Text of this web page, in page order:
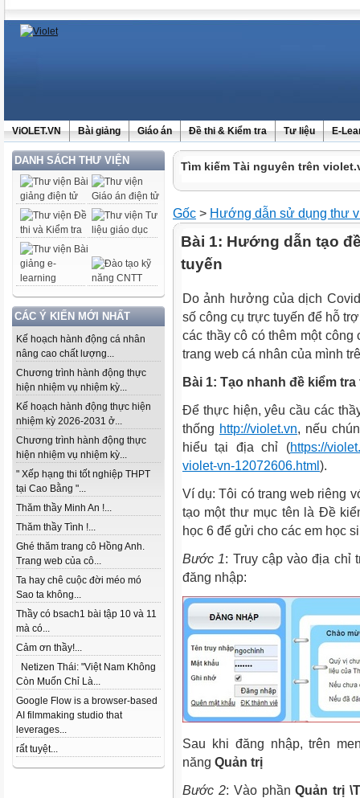
ViOLET.VN Bài giảng Giáo án Đề thi & Kiểm tra Tư liệu E-
DANH SÁCH THƯ VIỆN
CÁC Ý KIẾN MỚI NHẤT
Kế hoạch hành động cá nhân
nâng cao chất lượng...
Chương trình hành động thực
hiện nhiệm vụ nhiệm kỳ...
Kế hoạch hành động thực hiện
nhiệm kỳ 2026-2031 ở...
Chương trình hành động thực
hiện nhiệm vụ nhiệm kỳ...
" Xếp hạng thi tốt nghiệp THPT
tại Cao Bằng "...
Thăm thầy Minh An !...
Thăm thầy Tình !...
Ghé thăm trang cô Hồng Anh.
Trang web của cô...
Ta hay chê cuộc đời méo mó
Sao ta không...
Thầy có bsach1 bài tập 10 và 11
mà có...
Cảm ơn thầy!...
Netizen Thái: "Việt Nam Không
Còn Muốn Chỉ Là...
Google Flow is a browser-based
AI filmmaking studio that
leverages...
rất tuyệt...
Tìm kiếm Tài nguyên trên
Gốc > Hướng dẫn sử dụng thư
Bài 1: Hướng dẫn tạo
tuyến
Do ảnh hưởng của dịch
số công cụ trực tuyến để hỗ
các thầy cô có thêm một
trang web cá nhân của mình
Bài 1: Tạo nhanh đề kiểm
Để thực hiện, yêu cầu các
thống http://violet.vn, nếu
hiểu tại địa chỉ (https://
violet-vn-12072606.html ).
Ví dụ: Tôi có trang web riêng
tạo một thư mục tên là Đề
học 6 để gửi cho các em học
Bước 1: Truy cập vào địa chỉ
đăng nhập:
Sau khi đăng nhập, trên
năng Quản trị
Bước 2: Vào phầnQuản trị